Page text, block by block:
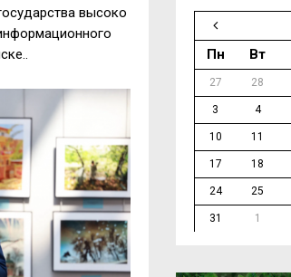
высоко
Пн
Вт
27 28
3 4
10 11
17 18
24 25
31 1